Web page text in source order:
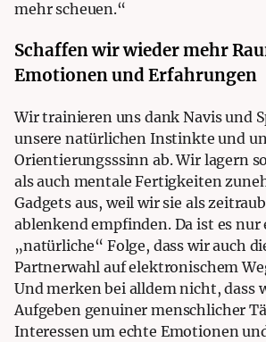
mehr scheuen.“
Schaffen wir wieder mehr
Emotionen und Erfahrungen
Wir trainieren uns dank Navis und
unsere natürlichen Instinkte und
Orientierungsssinn ab. Wir lagern
als auch mentale Fertigkeiten
Gadgets aus, weil wir sie als
ablenkend empfinden. Da ist es nur
„natürliche“ Folge, dass wir auch
Partnerwahl auf elektronischem
Und merken bei alldem nicht, dass
Aufgeben genuiner menschlicher
Interessen um echte Emotionen